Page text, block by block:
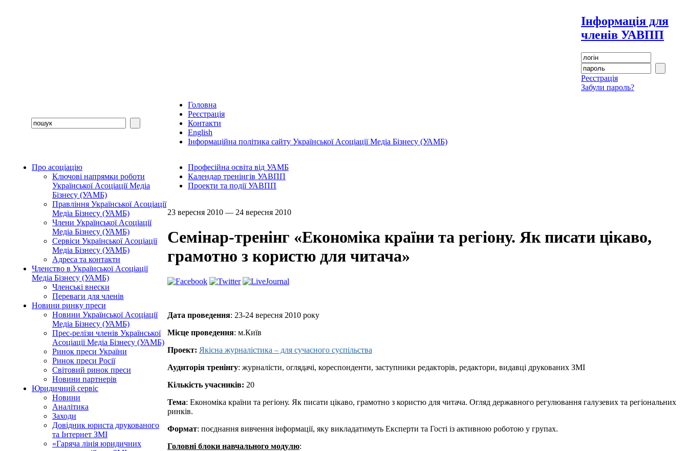
Інформація для
членів УАВПП
Реєстрація
Забули пароль?
Головна
Реєстрація
Контакти
English
Інформаційна політика сайту Української Асоціації Медіа Бізнесу (УАМБ)
Про асоціацію
Ключові напрямки роботи
Української Асоціації Медіа
Бізнесу (УАМБ)
Правління Української Асоціації
Медіа Бізнесу (УАМБ)
Члени Української Асоціації
Медіа Бізнесу (УАМБ)
Сервіси Української Асоціації
Медіа Бізнесу (УАМБ)
Адреса та контакти
Членство в Української Асоціації
Медіа Бізнесу (УАМБ)
Членські внески
Переваги для членів
Новини ринку преси
Новини Української Асоціації
Медіа Бізнесу (УАМБ)
Прес-релізи членів Української
Асоціації Медіа Бізнесу (УАМБ)
Ринок преси України
Ринок преси Росії
Світовий ринок преси
Новини партнерів
Юридичний сервіс
Новини
Аналітика
Заходи
Довідник юриста друкованого
та Інтернет ЗМІ
«Гаряча лінія юридичних
Професійна освіта від УАМБ
Календар тренінгів УАВПП
Проекти та події УАВПП
23 вересня 2010 — 24 вересня 2010
Семінар-тренінг «Економіка країни та регіону. Як писати цікаво,
грамотно з користю для читача»
Дата проведення: 23-24 вересня 2010 року
Місце проведення: м.Київ
Проект: Якісна журналістика – для сучасного суспільства
Аудиторія тренінгу: журналісти, оглядачі, кореспонденти, заступники редакторів, редактори, видавці друкованих ЗМІ
Кількість учасників: 20
Тема: Економіка країни та регіону. Як писати цікаво, грамотно з користю для читача. Огляд державного регулювання галузевих та регіональних
ринків.
Формат: поєднання вивчення інформації, яку викладатимуть Експерти та Гості із активною роботою у групах.
Головні блоки навчального модулю: